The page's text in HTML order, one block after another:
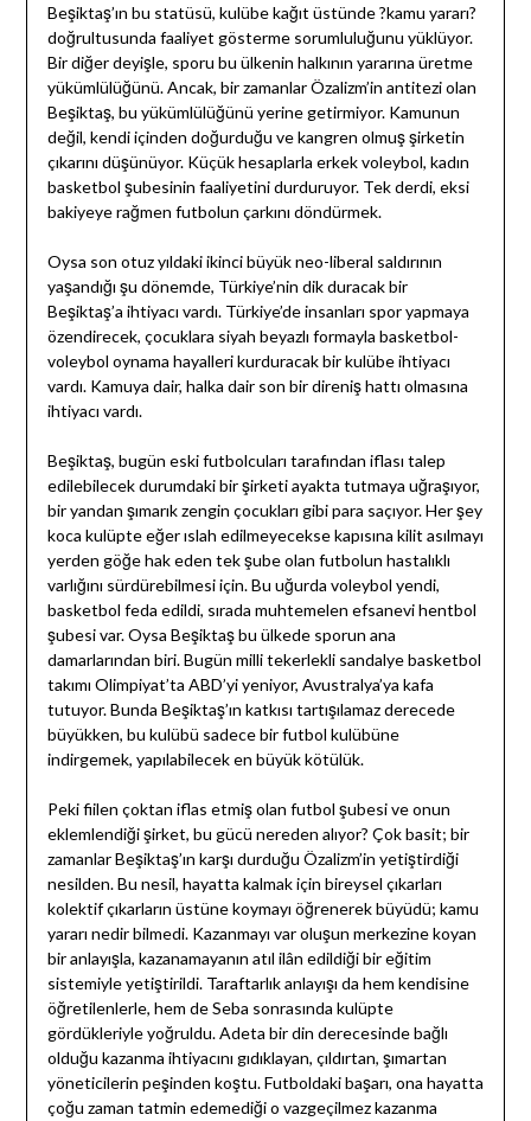
Beşiktaş’ın bu statüsü, kulübe kağıt üstünde ?kamu yararı?
doğrultusunda faaliyet gösterme sorumluluğunu yüklüyor.
Bir diğer deyişle, sporu bu ülkenin halkının yararına üretme
yükümlülüğünü. Ancak, bir zamanlar Özalizm’in antitezi olan
Beşiktaş, bu yükümlülüğünü yerine getirmiyor. Kamunun
değil, kendi içinden doğurduğu ve kangren olmuş şirketin
çıkarını düşünüyor. Küçük hesaplarla erkek voleybol, kadın
basketbol şubesinin faaliyetini durduruyor. Tek derdi, eksi
bakiyeye rağmen futbolun çarkını döndürmek.
Oysa son otuz yıldaki ikinci büyük neo-liberal saldırının
yaşandığı şu dönemde, Türkiye’nin dik duracak bir
Beşiktaş’a ihtiyacı vardı. Türkiye’de insanları spor yapmaya
özendirecek, çocuklara siyah beyazlı formayla basketbol-
voleybol oynama hayalleri kurduracak bir kulübe ihtiyacı
vardı. Kamuya dair, halka dair son bir direniş hattı olmasına
ihtiyacı vardı.
Beşiktaş, bugün eski futbolcuları tarafından iflası talep
edilebilecek durumdaki bir şirketi ayakta tutmaya uğraşıyor,
bir yandan şımarık zengin çocukları gibi para saçıyor. Her şey
koca kulüpte eğer ıslah edilmeyecekse kapısına kilit asılmayı
yerden göğe hak eden tek şube olan futbolun hastalıklı
varlığını sürdürebilmesi için. Bu uğurda voleybol yendi,
basketbol feda edildi, sırada muhtemelen efsanevi hentbol
şubesi var. Oysa Beşiktaş bu ülkede sporun ana
damarlarından biri. Bugün milli tekerlekli sandalye basketbol
takımı Olimpiyat’ta ABD’yi yeniyor, Avustralya’ya kafa
tutuyor. Bunda Beşiktaş’ın katkısı tartışılamaz derecede
büyükken, bu kulübü sadece bir futbol kulübüne
indirgemek, yapılabilecek en büyük kötülük.
Peki fiilen çoktan iflas etmiş olan futbol şubesi ve onun
eklemlendiği şirket, bu gücü nereden alıyor? Çok basit; bir
zamanlar Beşiktaş’ın karşı durduğu Özalizm’in yetiştirdiği
nesilden. Bu nesil, hayatta kalmak için bireysel çıkarları
kolektif çıkarların üstüne koymayı öğrenerek büyüdü; kamu
yararı nedir bilmedi. Kazanmayı var oluşun merkezine koyan
bir anlayışla, kazanamayanın atıl ilân edildiği bir eğitim
sistemiyle yetiştirildi. Taraftarlık anlayışı da hem kendisine
öğretilenlerle, hem de Seba sonrasında kulüpte
gördükleriyle yoğruldu. Adeta bir din derecesinde bağlı
olduğu kazanma ihtiyacını gıdıklayan, çıldırtan, şımartan
yöneticilerin peşinden koştu. Futboldaki başarı, ona hayatta
çoğu zaman tatmin edemediği o vazgeçilmez kazanma